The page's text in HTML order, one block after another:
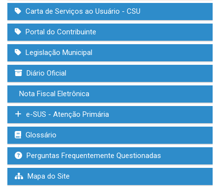
Carta de Serviços ao Usuário - CSU
Portal do Contribuinte
Legislação Municipal
Diário Oficial
Nota Fiscal Eletrônica
e-SUS - Atenção Primária
Glossário
Perguntas Frequentemente Questionadas
Mapa do Site